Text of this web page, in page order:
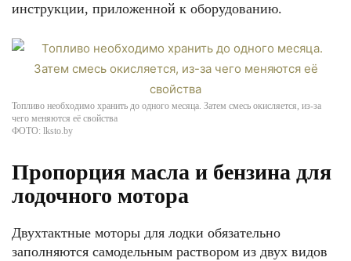
инструкции, приложенной к оборудованию.
Топливо необходимо хранить до одного месяца. Затем смесь окисляется, из-за
чего меняются её свойства
ФОТО: lksto.by
Пропорция масла и бензина для
лодочного мотора
Двухтактные моторы для лодки обязательно
заполняются самодельным раствором из двух видов